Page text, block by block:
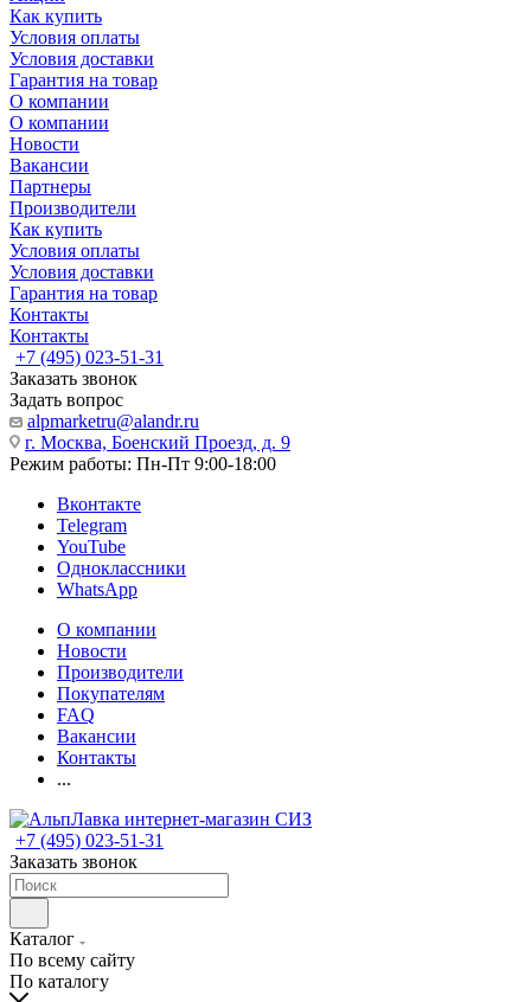
Как купить
Условия оплаты
Условия доставки
Гарантия на товар
О компании
О компании
Новости
Вакансии
Партнеры
Производители
Как купить
Условия оплаты
Условия доставки
Гарантия на товар
Контакты
Контакты
+7 (495) 023-51-31
Заказать звонок
Задать вопрос
alpmarketru@alandr.ru
г. Москва, Боенский Проезд, д. 9
Режим работы: Пн-Пт 9:00-18:00
Вконтакте
Telegram
YouTube
Одноклассники
WhatsApp
О компании
Новости
Производители
Покупателям
FAQ
Вакансии
Контакты
...
+7 (495) 023-51-31
Заказать звонок
Каталог
По всему сайту
По каталогу